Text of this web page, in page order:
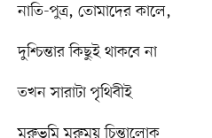
নাতি-পুত্র, তোমাদের কালে,
দুশ্চিন্তার কিছুই থাকবে না
তখন সারাটা পৃথিবীই
মরুভূমি মরুময় চিন্তালোক